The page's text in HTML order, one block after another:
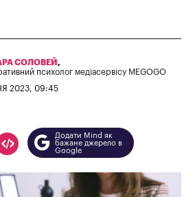
СОЛОВЕЙ ,
психолог медіасервісу MEGOGO
2023, 09:45
Додати Mind як
бажане джерело в
Google